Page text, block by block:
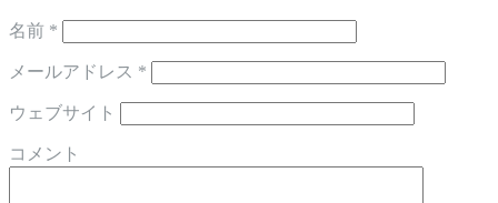
名前 *
メールアドレス *
ウェブサイト
コメント